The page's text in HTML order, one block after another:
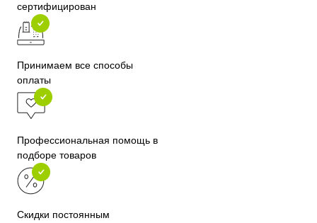
сертифицирован
Принимаем все способы
оплаты
Профессиональная помощь в
подборе товаров
Скидки постоянным